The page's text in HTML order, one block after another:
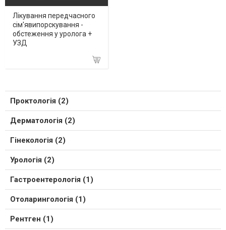
Лікування передчасного
сім'явипорскування -
обстеження у уролога +
УЗД
Проктологія (2)
Дерматологія (2)
Гінекологія (2)
Урологія (2)
Гастроентерологія (1)
Отоларингологія (1)
Рентген (1)